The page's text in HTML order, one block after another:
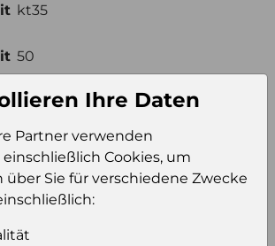
kt35
50
st
1750
Ihre Daten
Partner verwenden
Cookies, um
Sie für verschiedene Zwecke